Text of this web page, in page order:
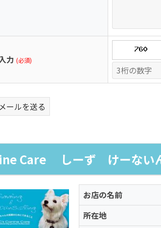
力 (必須)
ールを送る
Care しーず けーない
お店の名前
所在地